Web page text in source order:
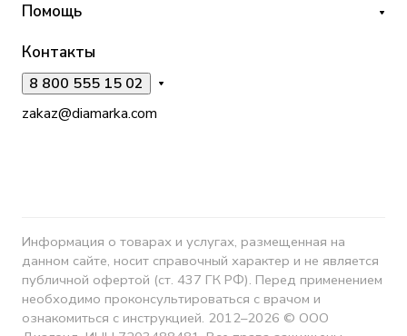
Помощь
Контакты
8 800 555 15 02
zakaz@diamarka.com
Информация о товарах и услугах, размещенная на
данном сайте, носит справочный характер и не является
публичной офертой (ст. 437 ГК РФ). Перед применением
необходимо проконсультироваться с врачом и
ознакомиться с инструкцией. 2012–2026 © ООО